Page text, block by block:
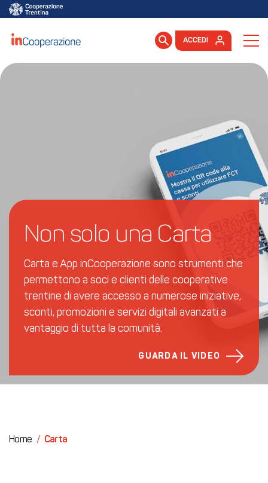
ACCEDI
Non solo una Carta
Carta e App inCooperazione sono strumenti che
permettono a soci e clienti delle cooperative
trentine di avere accesso a numerose iniziative,
sconti, promozioni e servizi digitali avanzati a
vantaggio di tutta la comunità.
GUARDA IL VIDEO
Home / Carta